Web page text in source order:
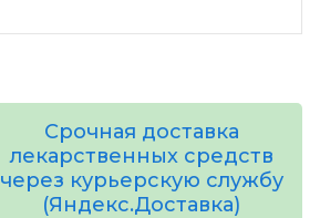
Срочная доставка
лекарственных средств
через курьерскую службу
(Яндекс.Доставка)